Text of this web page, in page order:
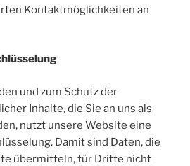
Kontaktmöglichkeiten an
und zum Schutz der
Inhalte, die Sie an uns als
nutzt unsere Website eine
Damit sind Daten, die
übermitteln, für Dritte nicht